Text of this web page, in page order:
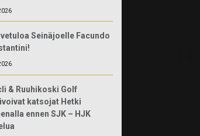
Seinäjoelle Facundo
& Ruuhikoski Golf
katsojat Hetki
ennen SJK – HJK